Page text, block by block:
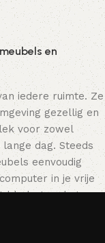
en
iedere ruimte. Ze
gezellig en
voor zowel
dag. Steeds
eenvoudig
in je vrije
bladert en het
winkel biedt
zowel thuis als